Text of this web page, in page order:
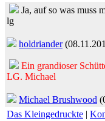
Ja, auf so was muss
lg
holdriander
Ein grandioser
LG. Michael
Michael Brushwood
Das Kleingedruckte |